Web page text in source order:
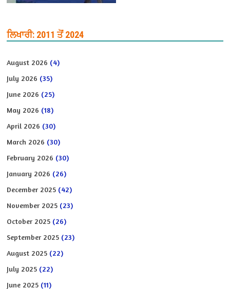
ਲਿਖਾਰੀ: 2011 ਤੋਂ 2024
August 2026 (4)
July 2026 (35)
June 2026 (25)
May 2026 (18)
April 2026 (30)
March 2026 (30)
February 2026 (30)
January 2026 (26)
December 2025 (42)
November 2025 (23)
October 2025 (26)
September 2025 (23)
August 2025 (22)
July 2025 (22)
June 2025 (11)